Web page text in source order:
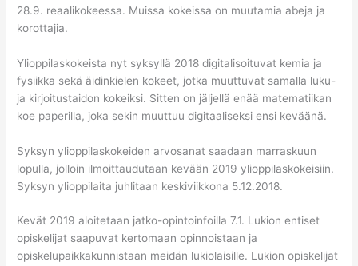
28.9. reaalikokeessa. Muissa kokeissa on muutamia abeja ja
korottajia.
Ylioppilaskokeista nyt syksyllä 2018 digitalisoituvat kemia ja
fysiikka sekä äidinkielen kokeet, jotka muuttuvat samalla luku-
ja kirjoitustaidon kokeiksi. Sitten on jäljellä enää matematiikan
koe paperilla, joka sekin muuttuu digitaaliseksi ensi keväänä.
Syksyn ylioppilaskokeiden arvosanat saadaan marraskuun
lopulla, jolloin ilmoittaudutaan kevään 2019 ylioppilaskokeisiin.
Syksyn ylioppilaita juhlitaan keskiviikkona 5.12.2018.
Kevät 2019 aloitetaan jatko-opintoinfoilla 7.1. Lukion entiset
opiskelijat saapuvat kertomaan opinnoistaan ja
opiskelupaikkakunnistaan meidän lukiolaisille. Lukion opiskelijat